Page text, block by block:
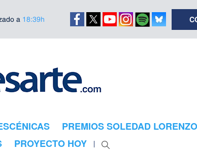
a 18:39h
PREMIOS SOLEDAD LORENZO
PROYECTO HOY